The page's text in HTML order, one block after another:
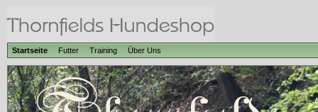
Startseite Futter Training Über Uns